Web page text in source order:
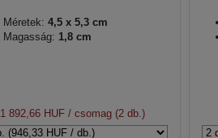
Méretek: 4,5 x 5,3 cm
Magasság: 1,8 cm
1 892,66 HUF/ csomag (2 db.)